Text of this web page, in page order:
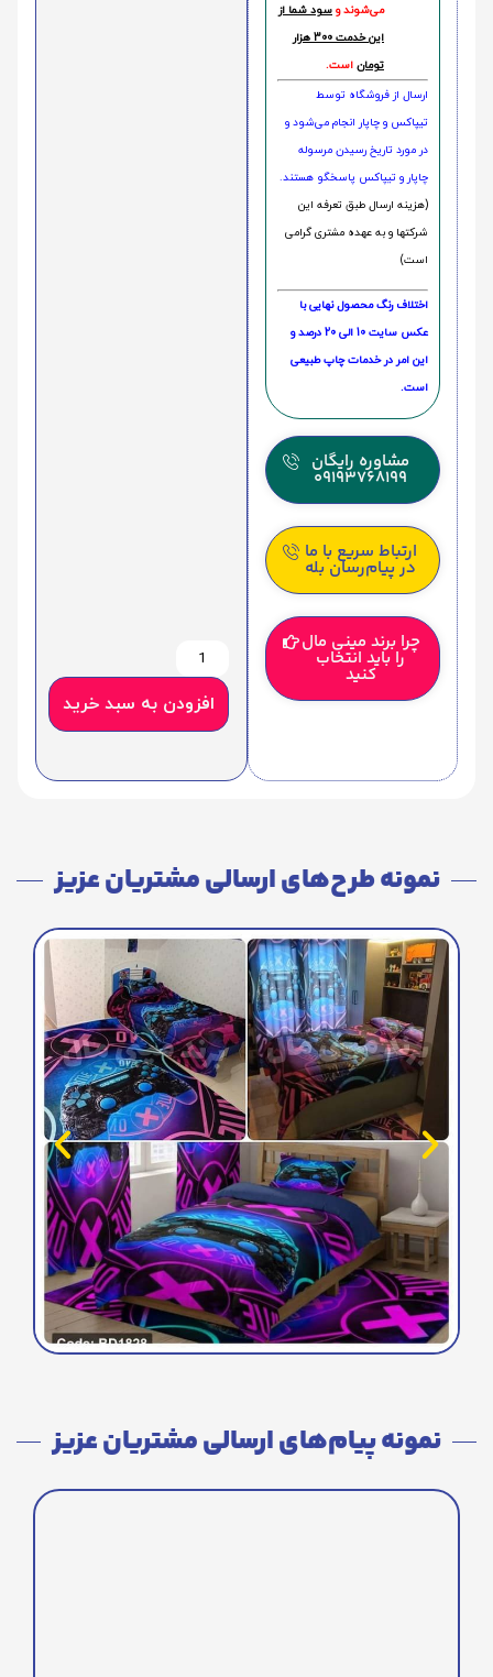
می‌شوند و سود شما از
این خدمت 300 هزار
تومان است.
ارسال از فروشگاه توسط
تیپاکس و چاپار انجام می‌شود و
در مورد تاریخ رسیدن مرسوله
چاپار و تیپاکس پاسخگو هستند.
(هزینه ارسال طبق تعرفه این
شرکتها و به عهده مشتری گرامی
است)
اختلاف رنگ محصول نهایی با
عکس سایت 10 الی 20 درصد و
این امر در خدمات چاپ طبیعی
است.
مشاوره رایگان
09193768199
ارتباط سریع با ما
در پیام‌رسان بله
چرا برند مینی مال
را باید انتخاب
کنید
افزودن به سبد خرید
نمونه طرح‌های ارسالی مشتریان عزیز
نمونه پیام‌های ارسالی مشتریان عزیز